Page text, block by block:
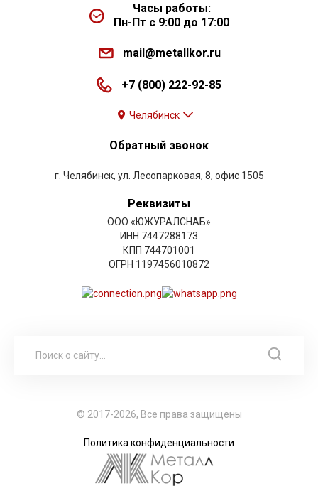
Часы работы:
Пн-Пт с 9:00 до 17:00
mail@metallkor.ru
+7 (800) 222-92-85
Челябинск
Обратный звонок
г. Челябинск, ул. Лесопарковая, 8, офис 1505
Реквизиты
ООО «ЮЖУРАЛСНАБ»
ИНН 7447288173
КПП 744701001
ОГРН 1197456010872
© 2017-2026, Все права защищены
Политика конфиденциальности